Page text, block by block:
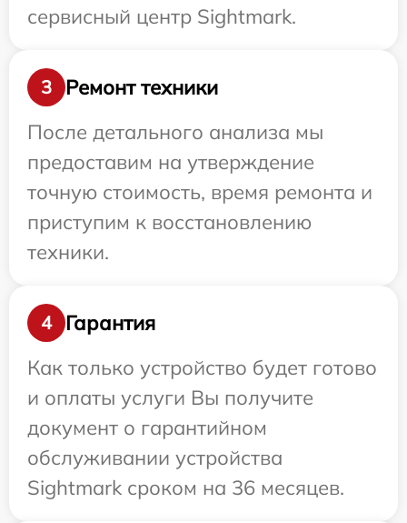
сервисный центр Sightmark.
3
Ремонт техники
После детального анализа мы
предоставим на утверждение
точную стоимость, время ремонта и
приступим к восстановлению
техники.
4
Гарантия
Как только устройство будет готово
и оплаты услуги Вы получите
документ о гарантийном
обслуживании устройства
Sightmark сроком на 36 месяцев.